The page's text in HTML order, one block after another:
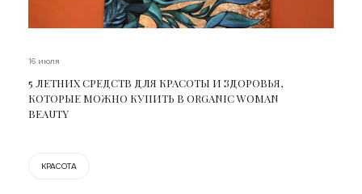
16 июля
5 ЛЕТНИХ СРЕДСТВ ДЛЯ КРАСОТЫ И ЗДОРОВЬЯ,
КОТОРЫЕ МОЖНО КУПИТЬ В ORGANIC WOMAN
BEAUTY
КРАСОТА